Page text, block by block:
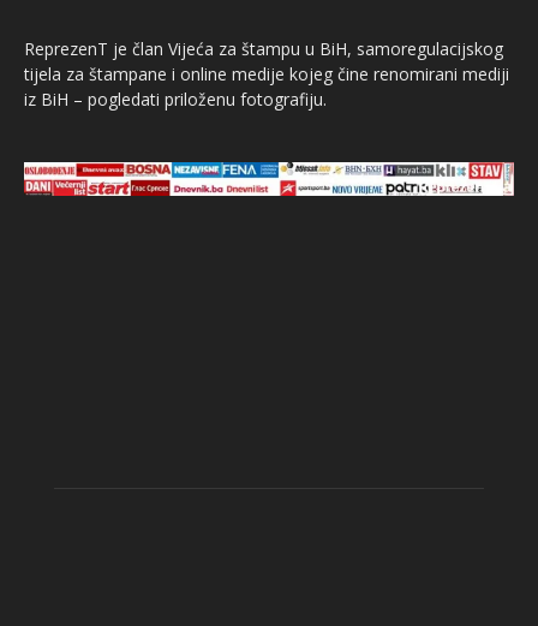
ReprezenT je član Vijeća za štampu u BiH, samoregulacijskog
tijela za štampane i online medije kojeg čine renomirani mediji
iz BiH – pogledati priloženu fotografiju.